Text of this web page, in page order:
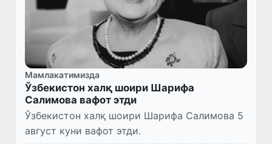
Мамлакатимизда
Ўзбекистон халқ шоири Шарифа
Салимова вафот этди
Ўзбекистон халқ шоири Шарифа Салимова 5
август куни вафот этди.